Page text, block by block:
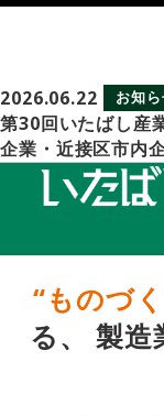
2026.06.22 お知
第30回いたばし産
企業・近接区市内
“ものづ
る、
製造